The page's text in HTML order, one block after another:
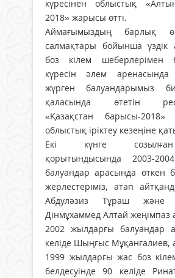
күресінен облыстық
2018» жарысы өтті.
Аймағымыздың барлық
салмақтары бойынша үздік
боз кілем шеберлерімен
күресін әлем аренасында
жүрген балуандарымыз
қаласында өтетін
«Қазақстан барысы-
облыстық іріктеу кезеңіне
Екі күнге
қорытындысында 2003-
балуандар арасында өткен
жерлестеріміз, атап
Абдуләзиз Тұраш және
Дінмұхаммед Алтай жеңімпаз
2002 жылдарғы балуандар
келіде Шыңғыс Мұқанғалиев,
1999 жылдарғы жас боз
белдесуінде 90 келіде